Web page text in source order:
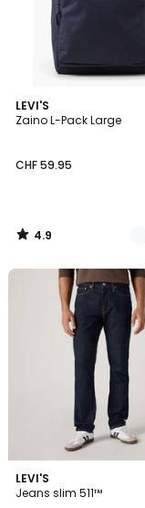
LEVI'S
Zaino L-Pack Large
CHF 59.95
4.9
/ 5
3
Colori
4.9
/
LEVI'S
Jeans slim 511™
4.4
/ 5
6
Colori